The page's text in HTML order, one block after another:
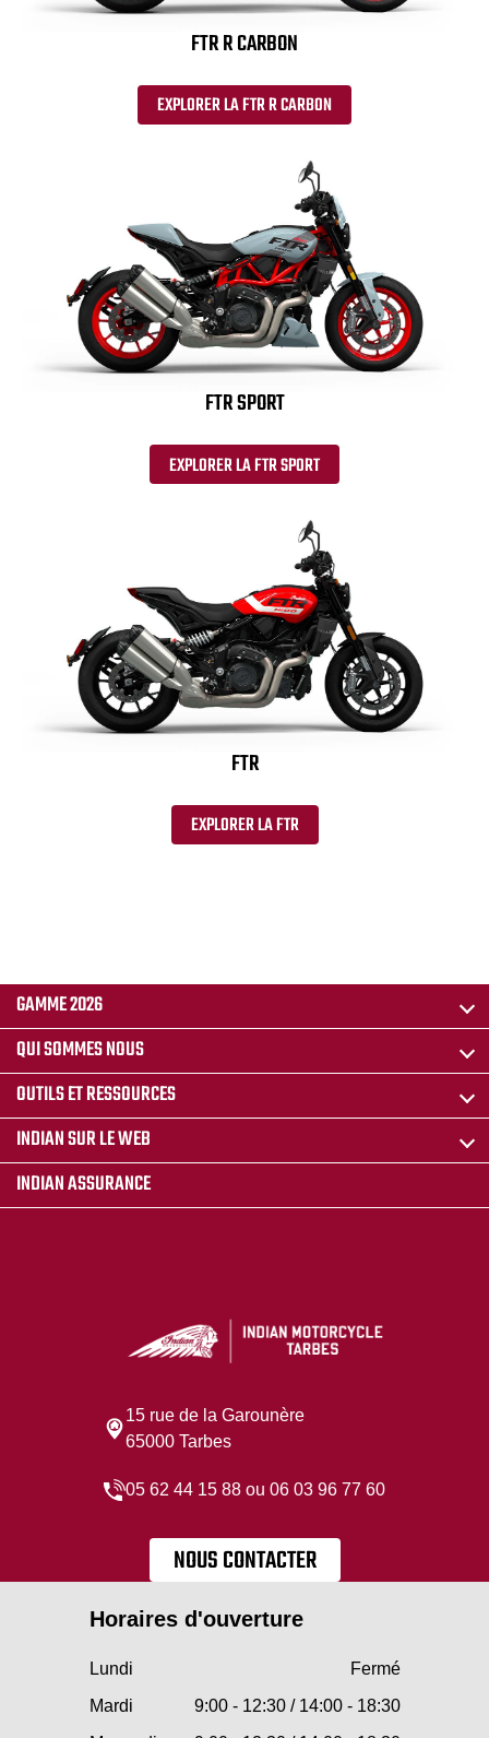
FTR R CARBON
EXPLORER LA FTR R CARBON
FTR SPORT
EXPLORER LA FTR SPORT
FTR
EXPLORER LA FTR
GAMME 2026
QUI SOMMES NOUS
OUTILS ET RESSOURCES
INDIAN SUR LE WEB
INDIAN ASSURANCE
15 rue de la Garounère
65000 Tarbes
05 62 44 15 88 ou 06 03 96 77 60
NOUS CONTACTER
Horaires d'ouverture
Lundi
Fermé
Mardi
9:00 - 12:30 / 14:00 - 18:30